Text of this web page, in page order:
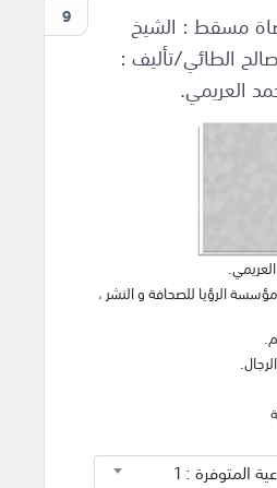
9
مسقط : الشيخ
الطائي/تأليف :
العريمي.
.
مؤسسة الرؤيا للصحافة و النشر ،
.
المتوفرة : 1